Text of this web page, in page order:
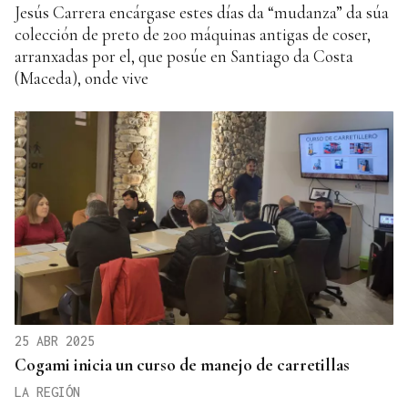
Jesús Carrera encárgase estes días da “mudanza” da súa
colección de preto de 200 máquinas antigas de coser,
arranxadas por el, que posúe en Santiago da Costa
(Maceda), onde vive
25 ABR 2025
Cogami inicia un curso de manejo de carretillas
LA REGIÓN